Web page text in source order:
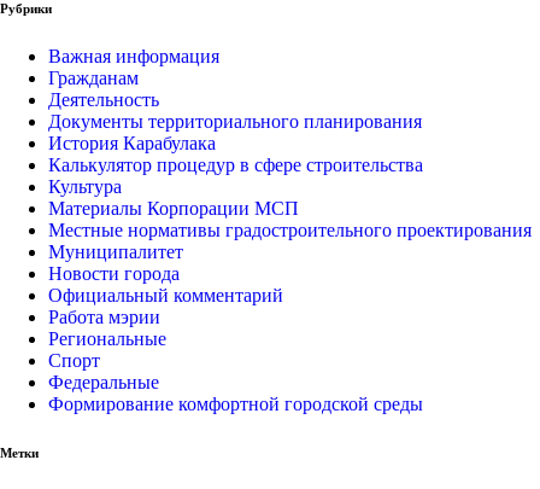
Рубрики
Важная информация
Гражданам
Деятельность
Документы территориального планирования
История Карабулака
Калькулятор процедур в сфере строительства
Культура
Материалы Корпорации МСП
Местные нормативы градостроительного проектирования
Муниципалитет
Новости города
Официальный комментарий
Работа мэрии
Региональные
Спорт
Федеральные
Формирование комфортной городской среды
Метки